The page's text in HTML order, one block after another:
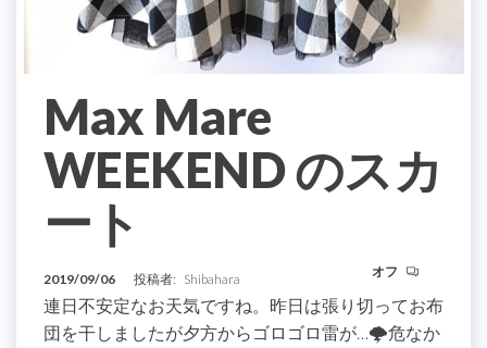
Max Mare
WEEKEND のスカ
ート
2019/09/06 投稿者: Shibahara オフ
連日不安定なお天気ですね。昨日は張り切ってお布
団を干しましたが夕方からゴロゴロ雷が…🌩危なか